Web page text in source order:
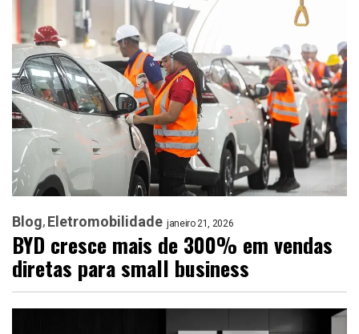
Blog Eletromobilidade janeiro 21, 2026
BYD cresce mais de 300% em vendas
diretas para small business